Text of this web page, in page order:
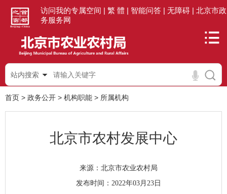
访问我的专属空间 | 繁 體 | 智能问答 | 无障碍 | 北京市政
务服务网
站内搜索
首页 > 政务公开 > 机构职能 > 所属机构
北京市农村发展中心
来源： 北京市农业农村局
发布时间：2022年03月23日